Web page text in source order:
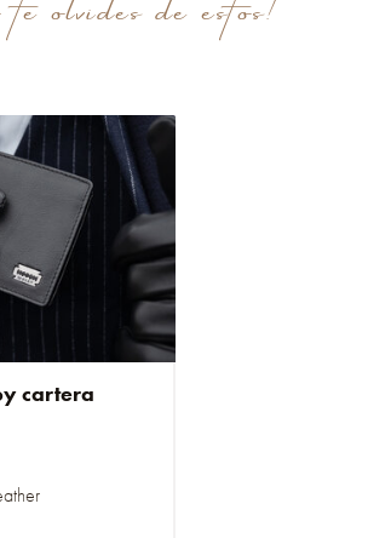
olvides de estos!
cartera